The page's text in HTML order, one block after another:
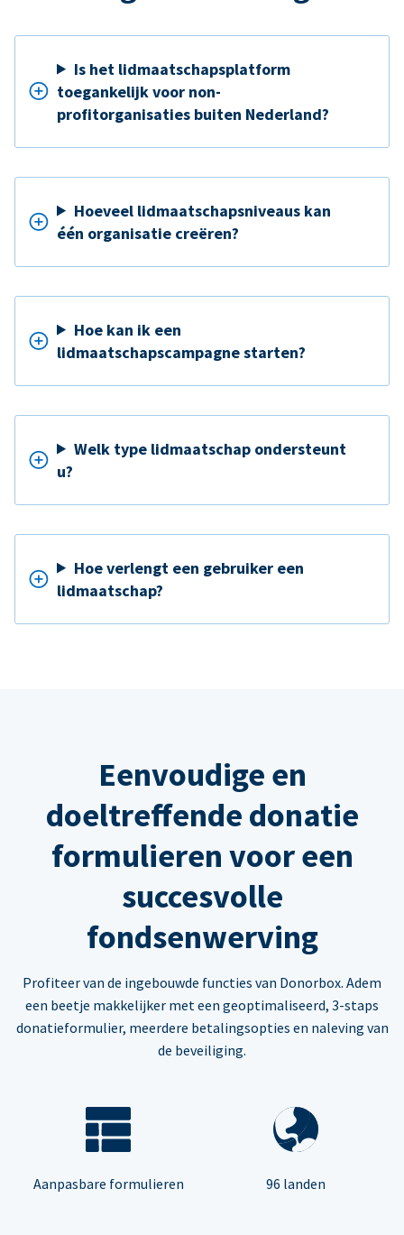
Is het lidmaatschapsplatform
toegankelijk voor non-
profitorganisaties buiten Nederland?
Hoeveel lidmaatschapsniveaus kan
één organisatie creëren?
Hoe kan ik een
lidmaatschapscampagne starten?
Welk type lidmaatschap ondersteunt
u?
Hoe verlengt een gebruiker een
lidmaatschap?
Eenvoudige en
doeltreffende donatie
formulieren voor een
succesvolle
fondsenwerving
Profiteer van de ingebouwde functies van Donorbox. Adem
een beetje makkelijker met een geoptimaliseerd, 3-staps
donatieformulier, meerdere betalingsopties en naleving van
de beveiliging.
Aanpasbare formulieren 96 landen